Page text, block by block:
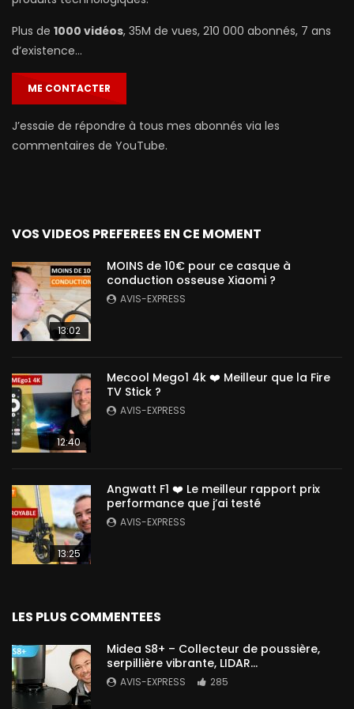
Plus de 1000 vidéos, 35M de vues, 210 000 abonnés, 7 ans
d’existence…
ME CONTACTER
J’essaie de répondre à tous mes abonnés via les
commentaires de YouTube.
VOS VIDEOS PREFEREES EN CE MOMENT
13:02
MOINS de 10€ pour ce casque à
conduction osseuse Xiaomi ?
AVIS-EXPRESS
12:40
Mecool Mego1 4k ❤️ Meilleur que la Fire
TV Stick ?
AVIS-EXPRESS
13:25
Angwatt F1 ❤️ Le meilleur rapport prix
performance que j’ai testé
AVIS-EXPRESS
LES PLUS COMMENTEES
Midea S8+ – Collecteur de poussière,
serpillière vibrante, LIDAR…
AVIS-EXPRESS 285